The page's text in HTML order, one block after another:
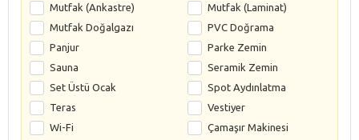
Mutfak (Ankastre)
Mutfak (Laminat)
Mutfak Doğalgazı
PVC Doğrama
Panjur
Parke Zemin
Sauna
Seramik Zemin
Set Üstü Ocak
Spot Aydınlatma
Teras
Vestiyer
Wi-Fi
Çamaşır Makinesi